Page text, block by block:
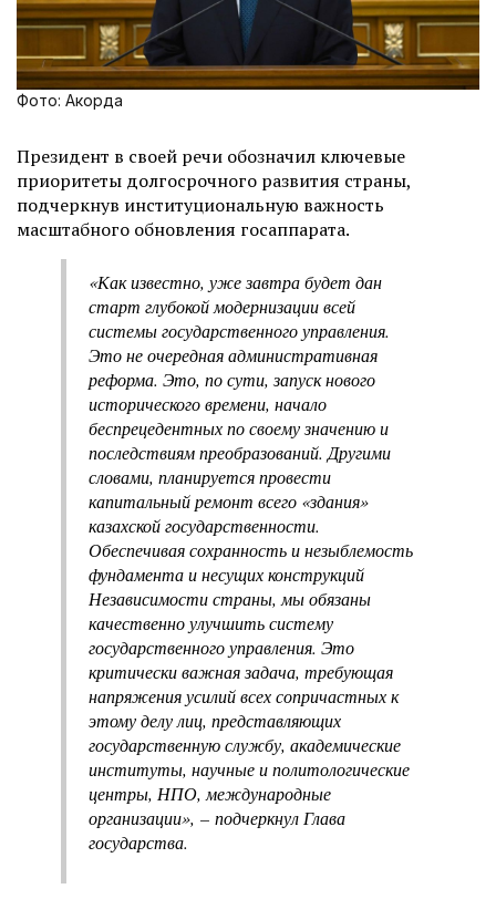
Фото: Акорда
Президент в своей речи обозначил ключевые
приоритеты долгосрочного развития страны,
подчеркнув институциональную важность
масштабного обновления госаппарата.
«Как известно, уже завтра будет дан
старт глубокой модернизации всей
системы государственного управления.
Это не очередная административная
реформа. Это, по сути, запуск нового
исторического времени, начало
беспрецедентных по своему значению и
последствиям преобразований. Другими
словами, планируется провести
капитальный ремонт всего «здания»
казахской государственности.
Обеспечивая сохранность и незыблемость
фундамента и несущих конструкций
Независимости страны, мы обязаны
качественно улучшить систему
государственного управления. Это
критически важная задача, требующая
напряжения усилий всех сопричастных к
этому делу лиц, представляющих
государственную службу, академические
институты, научные и политологические
центры, НПО, международные
организации», – подчеркнул Глава
государства.